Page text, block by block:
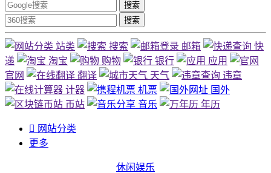
搜索
搜索
站类 搜索 邮箱
快
递
淘宝 购物 银行
应用
官网
翻译 天气
违章
计器
机票
国外
币站
音乐 年历
 网站分类
更多
休闲娱乐